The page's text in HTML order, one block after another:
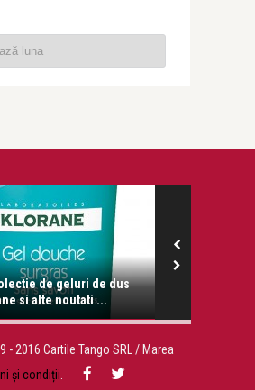
de geluri de dus
si alte noutati ...
- 2016 Cartile Tango SRL / Marea
și condiții